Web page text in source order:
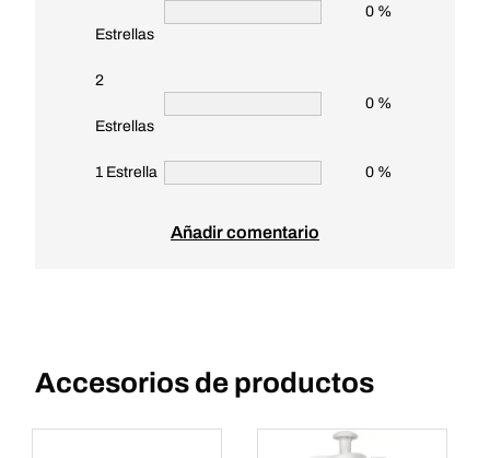
Estrellas
0 %
2
Estrellas
0 %
1 Estrella 0 %
Añadir comentario
Accesorios de productos